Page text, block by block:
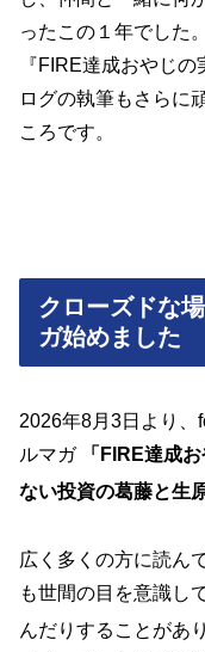
ったこの１年でした
『FIRE達成おやじ
ログの執筆もさらに
ころです。
クローズドな
ガ始めました
2026年8月3日より、
ルマガ
「FIRE達成
ない投資の葛藤と生
広く多くの方に読ん
も世間の目を意識し
んだりすることがあ